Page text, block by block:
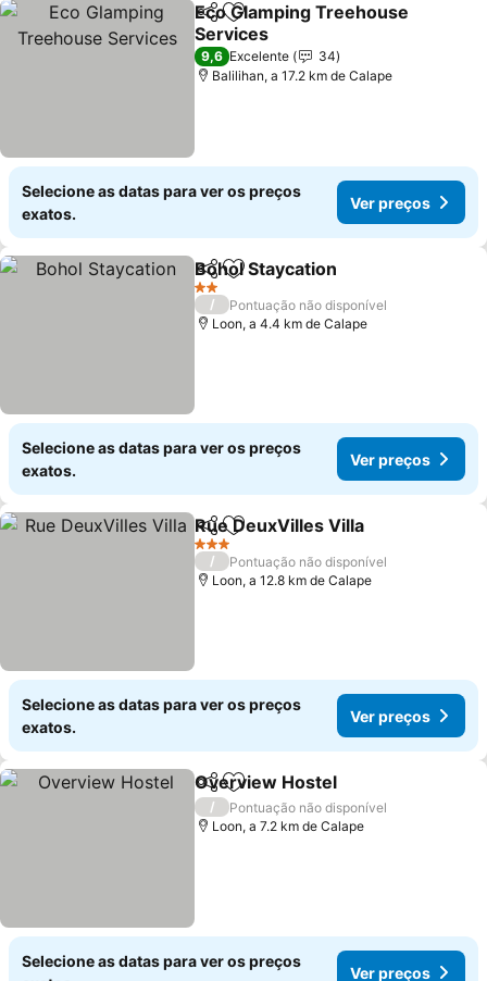
PartilharAdicionar aos favoritos
Eco Glamping Treehouse
Services
Ver preços
9,6 Excelente
34
Balilihan, a 17.2 km de Calape
Selecione as datas para ver os preços
exatos.
Ver preços
PartilharAdicionar aos favoritos
Bohol Staycation
2 Estrelas
/
Pontuação não disponível
Loon, a 4.4 km de Calape
Selecione as datas para ver os preços
exatos.
Ver preços
PartilharAdicionar aos favoritos
Rue DeuxVilles Villa
3 Estrelas
/
Pontuação não disponível
Loon, a 12.8 km de Calape
Selecione as datas para ver os preços
exatos.
Ver preços
PartilharAdicionar aos favoritos
Overview Hostel
/
Pontuação não disponível
Loon, a 7.2 km de Calape
Selecione as datas para ver os preços
Ver preços